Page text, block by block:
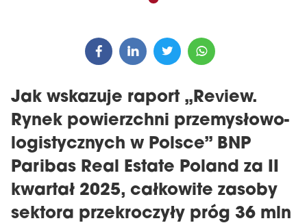
Jak wskazuje raport „Review.
Rynek powierzchni przemysłowo-
logistycznych w Polsce” BNP
Paribas Real Estate Poland za II
kwartał 2025, całkowite zasoby
sektora przekroczyły próg 36 mln